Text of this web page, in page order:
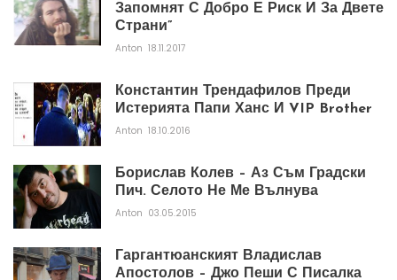
Запомнят С Добро Е Риск И За Двете
Страни”
Anton 18.11.2017
Константин Трендафилов Преди
Истерията Папи Ханс И VIP Brother
Anton 18.10.2016
Борислав Колев – Аз Съм Градски
Пич. Селото Не Ме Вълнува
Anton 03.05.2015
Гаргантюанският Владислав
Апостолов – Джо Пеши С Писалка